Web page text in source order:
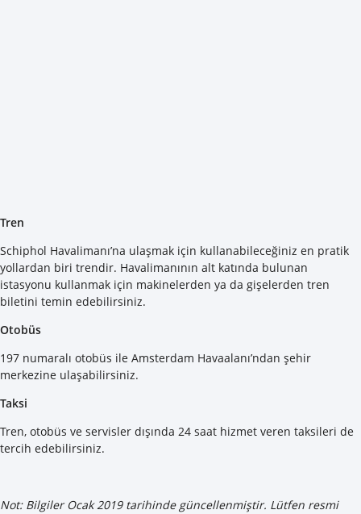
Tren
Schiphol Havalimanı’na ulaşmak için kullanabileceğiniz en pratik
yollardan biri trendir. Havalimanının alt katında bulunan
istasyonu kullanmak için makinelerden ya da gişelerden tren
biletini temin edebilirsiniz.
Otobüs
197 numaralı otobüs ile Amsterdam Havaalanı’ndan şehir
merkezine ulaşabilirsiniz.
Taksi
Tren, otobüs ve servisler dışında 24 saat hizmet veren taksileri de
tercih edebilirsiniz.
Not: Bilgiler Ocak 2019 tarihinde güncellenmiştir. Lütfen resmi